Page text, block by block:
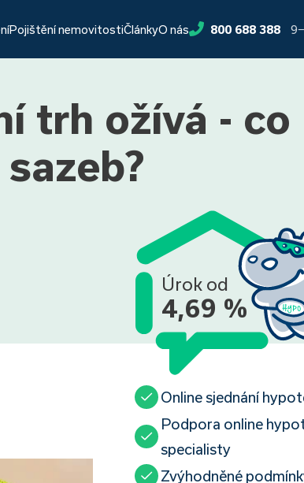
Pojištění nemovitostiČlánkyO nás 800 688 388
trh ožívá - co
Úrok od
4,69 %
Online sjednání
Podpora online
specialisty
Zvýhodněné